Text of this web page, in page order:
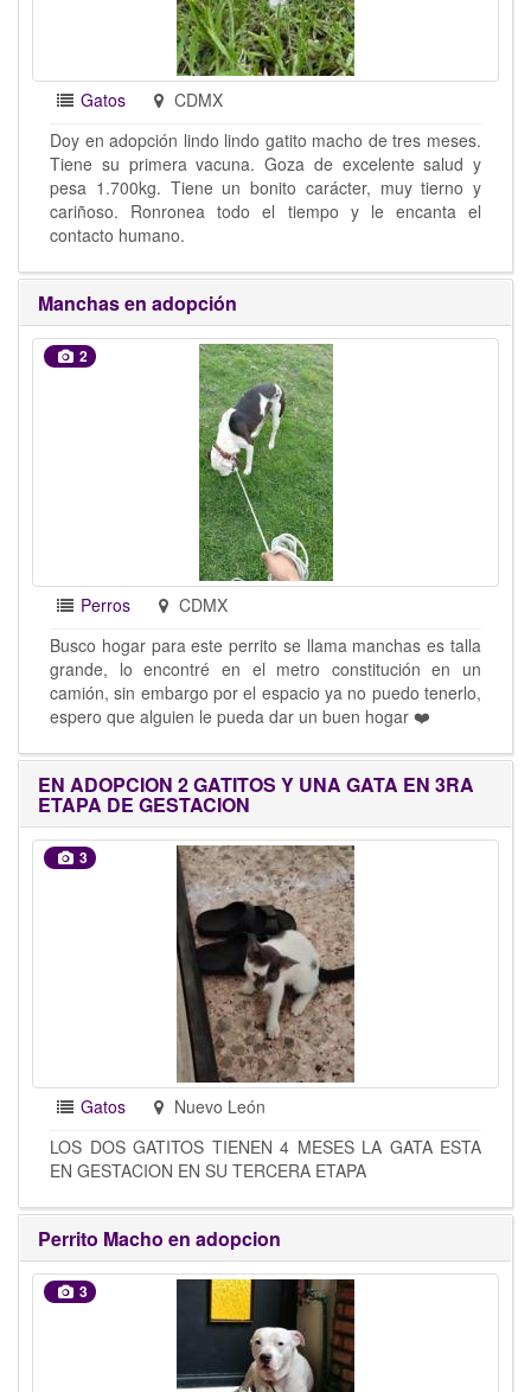
Gatos
CDMX
Doy en adopción lindo lindo gatito macho de tres meses.
Tiene su primera vacuna. Goza de excelente salud y
pesa 1.700kg. Tiene un bonito carácter, muy tierno y
cariñoso. Ronronea todo el tiempo y le encanta el
contacto humano.
Manchas en adopción
2
Perros
CDMX
Busco hogar para este perrito se llama manchas es talla
grande, lo encontré en el metro constitución en un
camión, sin embargo por el espacio ya no puedo tenerlo,
espero que alguien le pueda dar un buen hogar ❤️
EN ADOPCION 2 GATITOS Y UNA GATA EN 3RA
ETAPA DE GESTACION
3
Gatos
Nuevo León
LOS DOS GATITOS TIENEN 4 MESES LA GATA ESTA
EN GESTACION EN SU TERCERA ETAPA
Perrito Macho en adopcion
3